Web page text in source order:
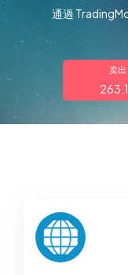
交易
帮助中心
通過
卖出